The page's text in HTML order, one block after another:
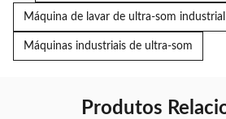
Máquina de lavar de ultra-som industrial
Máquinas industriais de ultra-som
Produtos